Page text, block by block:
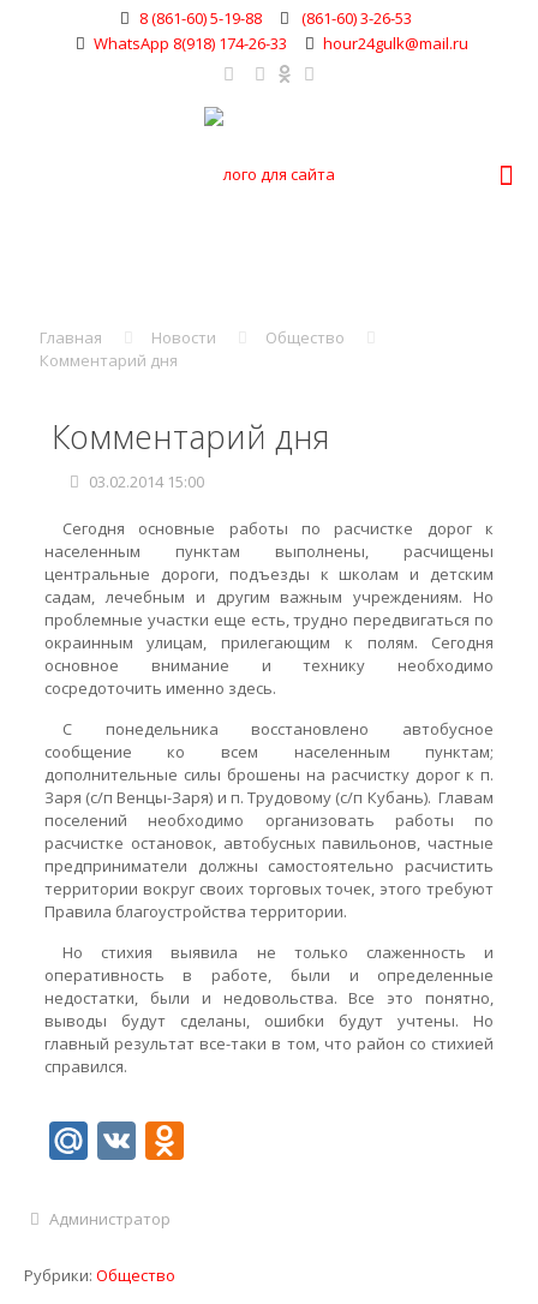
8 (861-60) 5-19-88
(861-60) 3-26-53
WhatsApp 8(918) 174-26-33
hour24gulk@mail.ru
Главная Новости
Общество
Комментарий дня
Комментарий дня
03.02.2014 15:00
Сегодня основные работы по расчистке дорог к
населенным пунктам выполнены, расчищены
центральные дороги, подъезды к школам и детским
садам, лечебным и другим важным учреждениям. Но
проблемные участки еще есть, трудно передвигаться по
окраинным улицам, прилегающим к полям. Сегодня
основное внимание и технику необходимо
сосредоточить именно здесь.
С понедельника восстановлено автобусное
сообщение ко всем населенным пунктам;
дополнительные силы брошены на расчистку дорог к п.
Заря (с/п Венцы-Заря) и п. Трудовому (с/п Кубань). Главам
поселений необходимо организовать работы по
расчистке остановок, автобусных павильонов, частные
предприниматели должны самостоятельно расчистить
территории вокруг своих торговых точек, этого требуют
Правила благоустройства территории.
Но стихия выявила не только слаженность и
оперативность в работе, были и определенные
недостатки, были и недовольства. Все это понятно,
выводы будут сделаны, ошибки будут учтены. Но
главный результат все-таки в том, что район со стихией
справился.
Mail.Ru
VKOdnoklassniki
Администратор
Рубрики: Общество